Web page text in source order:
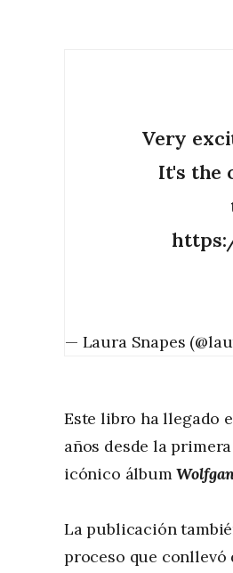
Very
It's the
— Laura Snapes
Este libro ha llegado
años desde la
icónico álbum
La publicación
proceso que conllevó